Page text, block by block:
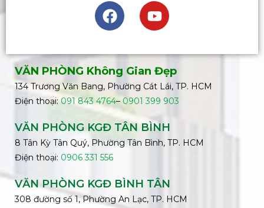
VĂN PHÒNG Không Gian Đẹp
134 Trương Văn Bang, Phường Cát Lái, TP. HCM
Điện thoại:091 843 4764– 0901 399 903
VĂN PHÒNG KGĐ TÂN BÌNH
8 Tân Kỳ Tân Quý, Phường Tân Bình, TP. HCM
Điện thoại: 0906 331 556
VĂN PHÒNG KGĐ BÌNH TÂN
308 đường số 1, Phường An Lạc, TP. HCM